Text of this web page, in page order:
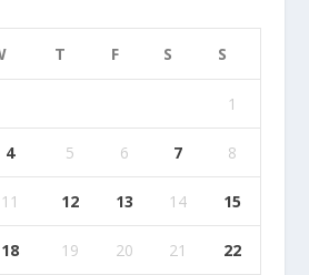
T F S S
1
4 5 6 7 8
11 12 13 14 15
18 19 20 21 22